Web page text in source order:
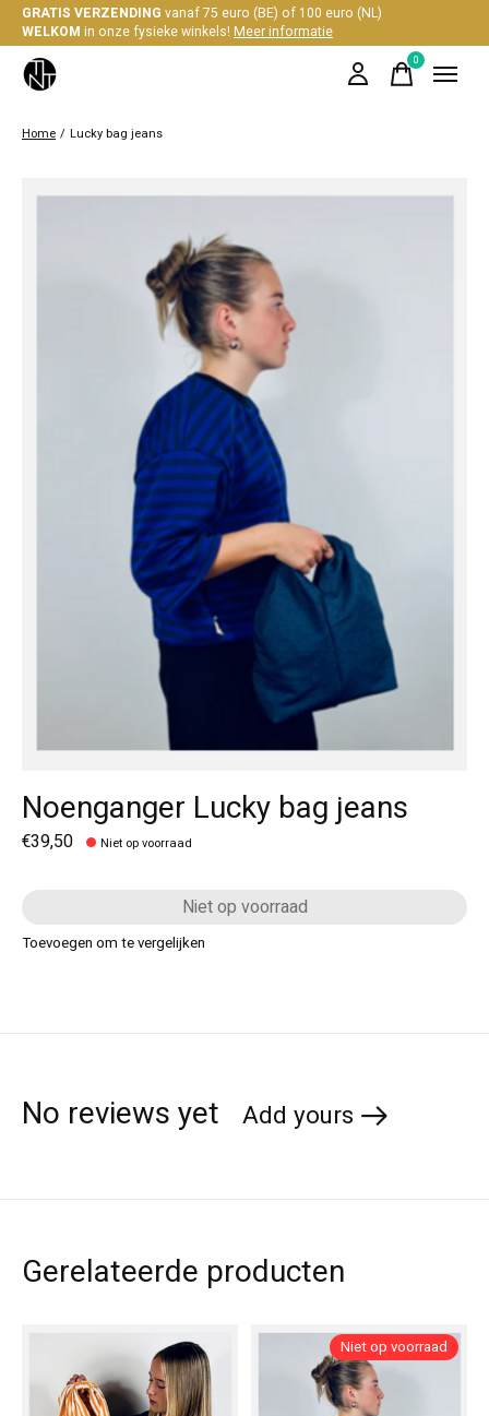
GRATIS VERZENDING vanaf 75 euro (BE) of 100 euro (NL)
WELKOM in onze fysieke winkels!Meer informatie
0items
Home / Lucky bag jeans
Slideshow Items
Noenganger Lucky bag jeans
€39,50 Niet op voorraad
Niet op voorraad
Toevoegen om te vergelijken
No reviews yet Add yours
Gerelateerde producten
Niet op voorraad